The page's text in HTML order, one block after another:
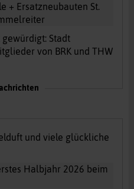
+ Ersatzneubauten St.
Stadt
von BRK und THW
und viele glückliche
Halbjahr 2026 beim